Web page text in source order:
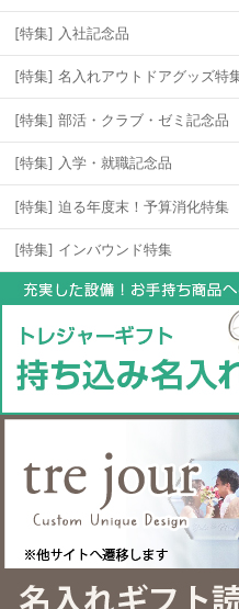
[特集] 入社記念品
[特集] 名入れアウトドアグッズ特
[特集] 部活・クラブ・ゼミ記念品
[特集] 入学・就職記念品
[特集] 迫る年度末！予算消化特集
[特集] インバウンド特集